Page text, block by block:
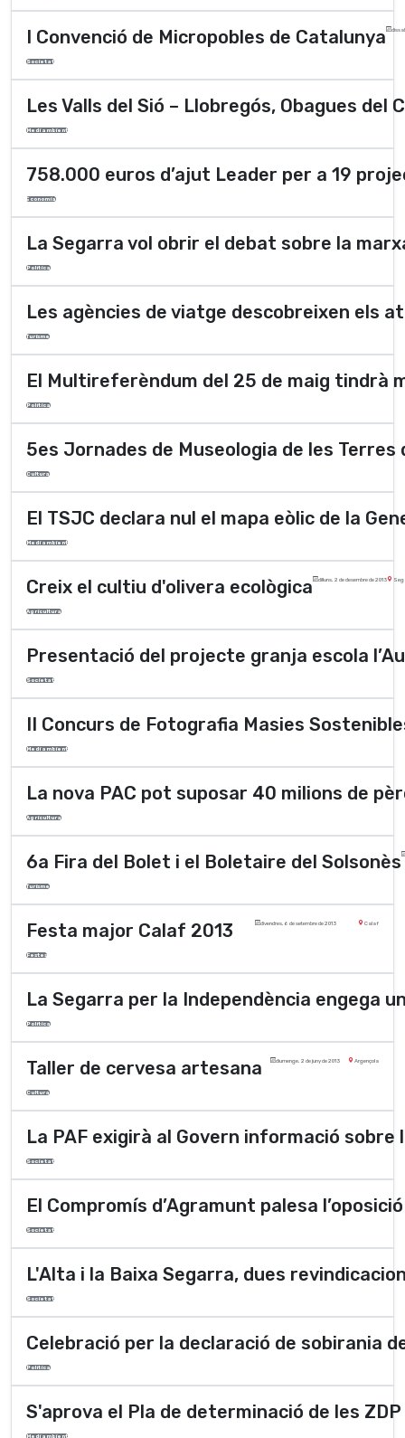
I Convenció de Micropobles de Catalunya
Societat
Les Valls del Sió – Llobregós, Obagues
Medi ambient
758.000 euros d’ajut Leader per a 19
Economia
La Segarra vol obrir el debat sobre la
Polí­tica
Les agències de viatge descobreixen els
Turisme
El Multireferèndum del 25 de maig tindrà
Polí­tica
5es Jornades de Museologia de les Terres
Cultura
El TSJC declara nul el mapa eòlic de la
Medi ambient
Creix el cultiu d'olivera ecològica dilluns, 2 de desembre de 2013
Agricultura
Presentació del projecte granja escola
Societat
II Concurs de Fotografia Masies
Medi ambient
La nova PAC pot suposar 40 milions de
Agricultura
6a Fira del Bolet i el Boletaire del Solsonès
Turisme
Festa major Calaf 2013 divendres, 6 de setembre de 2013 Calaf
Festes
La Segarra per la Independència engega
Polí­tica
Taller de cervesa artesana diumenge, 2 de juny de 2013 Argençola
Cultura
La PAF exigirà al Govern informació
Societat
El Compromís d’Agramunt palesa
Societat
L'Alta i la Baixa Segarra, dues
Societat
Celebració per la declaració de sobirania
Polí­tica
S'aprova el Pla de determinació de les
Medi ambient